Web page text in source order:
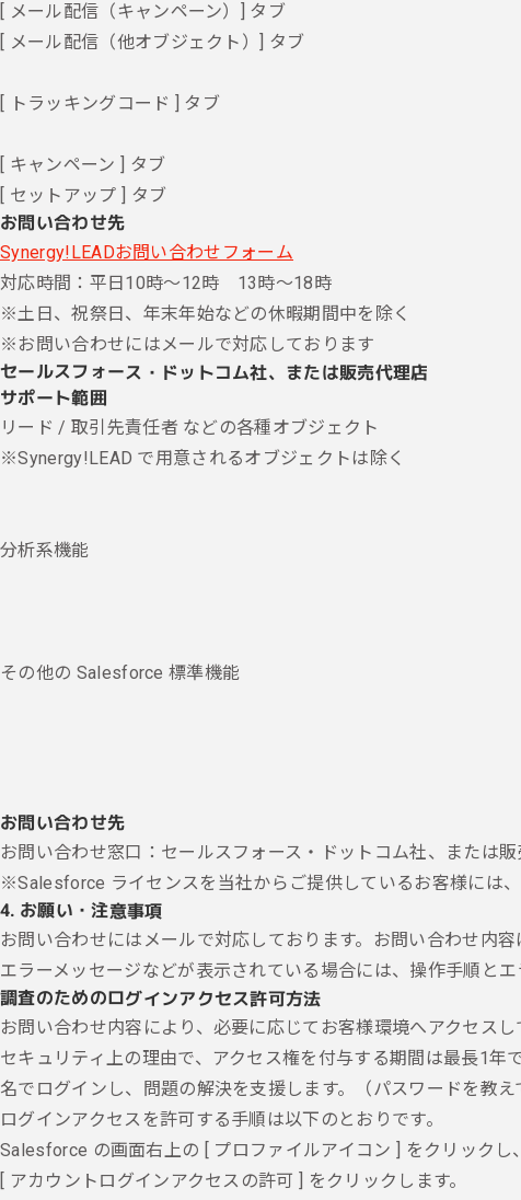
[ メール配信（キャンペーン）] タブ
[ メール配信（他オブジェクト）] タブ
[ トラッキングコード ] タブ
[ キャンペーン ] タブ
[ セットアップ ] タブ
お問い合わせ先
Synergy!LEADお問い合わせフォーム
対応時間：平日10時～12時 13時～18時
※土日、祝祭日、年末年始などの休暇期間中を除く
※お問い合わせにはメールで対応しております
セールスフォース・ドットコム社、または販売代理店
サポート範囲
リード / 取引先責任者 などの各種オブジェクト
※Synergy!LEAD で用意されるオブジェクトは除く
分析系機能
その他の Salesforce 標準機能
お問い合わせ先
お問い合わせ窓口：セールスフォース・ドットコム社、または販
※Salesforce ライセンスを当社からご提供しているお客様には
4. お願い・注意事項
お問い合わせにはメールで対応しております。お問い合わせ内
エラーメッセージなどが表示されている場合には、操作手順と
調査のためのログインアクセス許可方法
お問い合わせ内容により、必要に応じてお客様環境へアクセスし
セキュリティ上の理由で、アクセス権を付与する期間は最長1
名でログインし、問題の解決を支援します。（パスワードを教え
ログインアクセスを許可する手順は以下のとおりです。
Salesforce の画面右上の [ プロファイルアイコン ] をクリックし
[ アカウントログインアクセスの許可 ] をクリックします。